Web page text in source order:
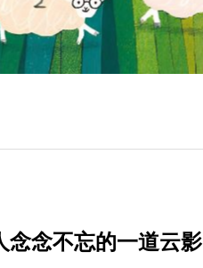
念不忘的一道云影